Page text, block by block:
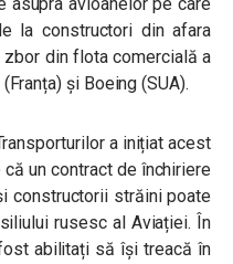
la constructori din afara
din flota comercială a
și Boeing (SUA).
a inițiat acest
un contract de închiriere
constructorii străini poate
rusesc al Aviației. În
abilitați să își treacă în